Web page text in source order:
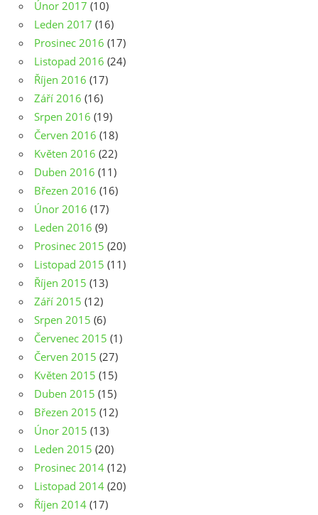
Únor 2017 (10)
Leden 2017 (16)
Prosinec 2016 (17)
Listopad 2016 (24)
Říjen 2016 (17)
Září 2016 (16)
Srpen 2016 (19)
Červen 2016 (18)
Květen 2016 (22)
Duben 2016 (11)
Březen 2016 (16)
Únor 2016 (17)
Leden 2016 (9)
Prosinec 2015 (20)
Listopad 2015 (11)
Říjen 2015 (13)
Září 2015 (12)
Srpen 2015 (6)
Červenec 2015 (1)
Červen 2015 (27)
Květen 2015 (15)
Duben 2015 (15)
Březen 2015 (12)
Únor 2015 (13)
Leden 2015 (20)
Prosinec 2014 (12)
Listopad 2014 (20)
Říjen 2014 (17)